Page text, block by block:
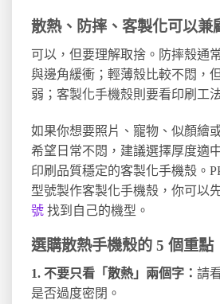
散熱、防摔、客製化可以兼
可以，但要理解取捨。防摔殼通
與邊角緩衝；輕薄殼比較不悶，
弱；客製化手機殼則要看印刷工
如果你想要照片、寵物、似顏繪
希望日常不悶，建議選擇厚度適
印刷品質穩定的客製化手機殼。
型號製作客製化手機殼，你可以
號 找到自己的機型。
選購散熱手機殼的 5 個重點
1. 不要只看「散熱」兩個字： 請
是否過度密閉。